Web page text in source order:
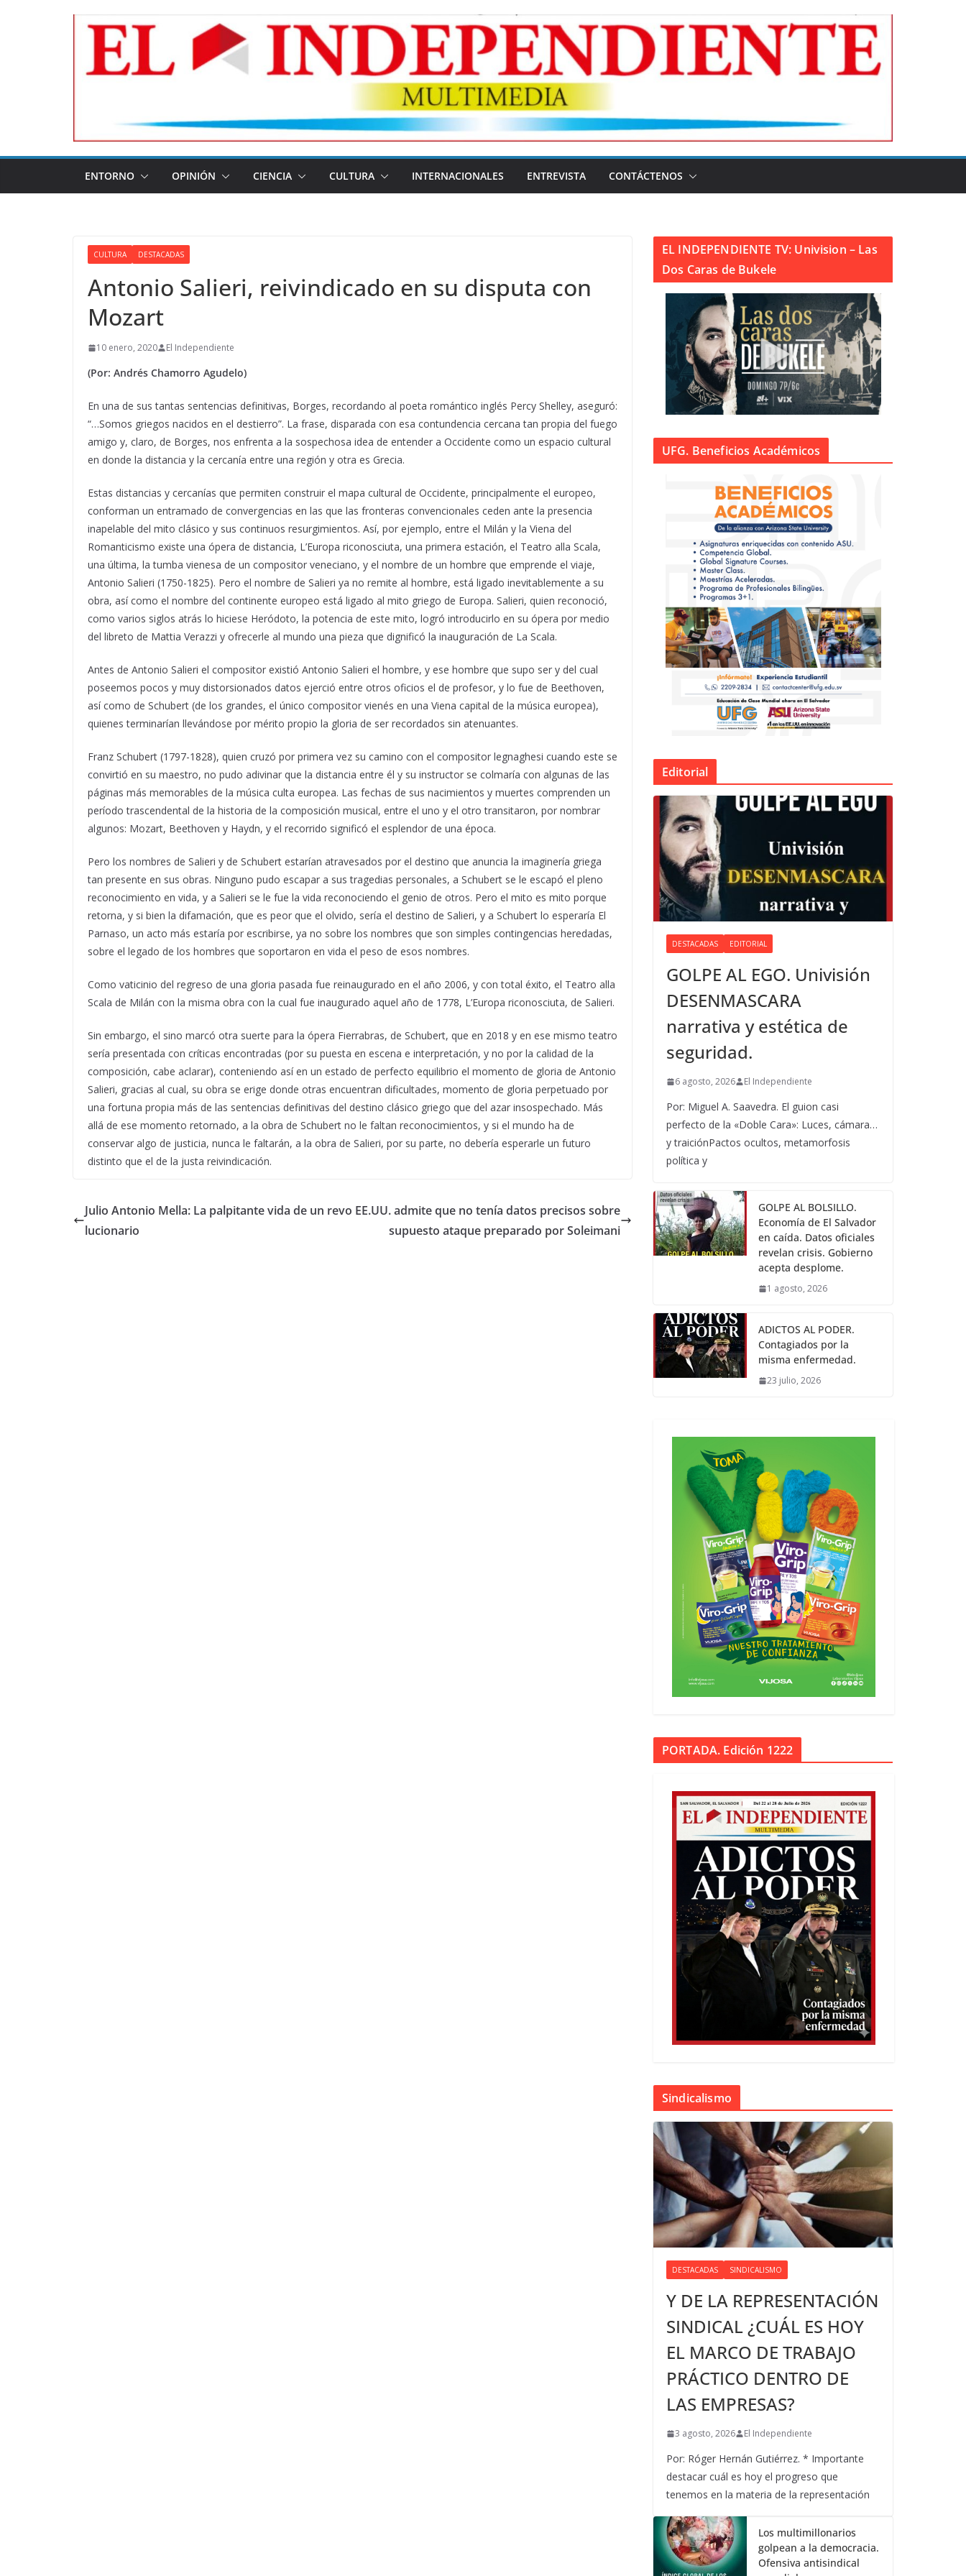
ENTORNO OPINIÓN CIENCIA CULTURA INTERNACIONALES ENTREVISTA CONTÁCTENOS
CULTURA DESTACADAS
Antonio Salieri, reivindicado en su disputa con
Mozart
10 enero, 2020 El Independiente
(Por: Andrés Chamorro Agudelo)
En una de sus tantas sentencias definitivas, Borges, recordando al poeta romántico inglés Percy Shelley, aseguró:
“…Somos griegos nacidos en el destierro”. La frase, disparada con esa contundencia cercana tan propia del fuego
amigo y, claro, de Borges, nos enfrenta a la sospechosa idea de entender a Occidente como un espacio cultural
en donde la distancia y la cercanía entre una región y otra es Grecia.
Estas distancias y cercanías que permiten construir el mapa cultural de Occidente, principalmente el europeo,
conforman un entramado de convergencias en las que las fronteras convencionales ceden ante la presencia
inapelable del mito clásico y sus continuos resurgimientos. Así, por ejemplo, entre el Milán y la Viena del
Romanticismo existe una ópera de distancia, L’Europa riconosciuta, una primera estación, el Teatro alla Scala,
una última, la tumba vienesa de un compositor veneciano, y el nombre de un hombre que emprende el viaje,
Antonio Salieri (1750-1825). Pero el nombre de Salieri ya no remite al hombre, está ligado inevitablemente a su
obra, así como el nombre del continente europeo está ligado al mito griego de Europa. Salieri, quien reconoció,
como varios siglos atrás lo hiciese Heródoto, la potencia de este mito, logró introducirlo en su ópera por medio
del libreto de Mattia Verazzi y ofrecerle al mundo una pieza que dignificó la inauguración de La Scala.
Antes de Antonio Salieri el compositor existió Antonio Salieri el hombre, y ese hombre que supo ser y del cual
poseemos pocos y muy distorsionados datos ejerció entre otros oficios el de profesor, y lo fue de Beethoven,
así como de Schubert (de los grandes, el único compositor vienés en una Viena capital de la música europea),
quienes terminarían llevándose por mérito propio la gloria de ser recordados sin atenuantes.
Franz Schubert (1797-1828), quien cruzó por primera vez su camino con el compositor legnaghesi cuando este se
convirtió en su maestro, no pudo adivinar que la distancia entre él y su instructor se colmaría con algunas de las
páginas más memorables de la música culta europea. Las fechas de sus nacimientos y muertes comprenden un
período trascendental de la historia de la composición musical, entre el uno y el otro transitaron, por nombrar
algunos: Mozart, Beethoven y Haydn, y el recorrido significó el esplendor de una época.
Pero los nombres de Salieri y de Schubert estarían atravesados por el destino que anuncia la imaginería griega
tan presente en sus obras. Ninguno pudo escapar a sus tragedias personales, a Schubert se le escapó el pleno
reconocimiento en vida, y a Salieri se le fue la vida reconociendo el genio de otros. Pero el mito es mito porque
retorna, y si bien la difamación, que es peor que el olvido, sería el destino de Salieri, y a Schubert lo esperaría El
Parnaso, un acto más estaría por escribirse, ya no sobre los nombres que son simples contingencias heredadas,
sobre el legado de los hombres que soportaron en vida el peso de esos nombres.
Como vaticinio del regreso de una gloria pasada fue reinaugurado en el año 2006, y con total éxito, el Teatro alla
Scala de Milán con la misma obra con la cual fue inaugurado aquel año de 1778, L’Europa riconosciuta, de Salieri.
Sin embargo, el sino marcó otra suerte para la ópera Fierrabras, de Schubert, que en 2018 y en ese mismo teatro
sería presentada con críticas encontradas (por su puesta en escena e interpretación, y no por la calidad de la
composición, cabe aclarar), conteniendo así en un estado de perfecto equilibrio el momento de gloria de Antonio
Salieri, gracias al cual, su obra se erige donde otras encuentran dificultades, momento de gloria perpetuado por
una fortuna propia más de las sentencias definitivas del destino clásico griego que del azar insospechado. Más
allá de ese momento retornado, a la obra de Schubert no le faltan reconocimientos, y si el mundo ha de
conservar algo de justicia, nunca le faltarán, a la obra de Salieri, por su parte, no debería esperarle un futuro
distinto que el de la justa reivindicación.
Julio Antonio Mella: La palpitante vida de un revo
lucionario
EE.UU. admite que no tenía datos precisos sobre
supuesto ataque preparado por Soleimani
EL INDEPENDIENTE TV: Univision – Las
Dos Caras de Bukele
UFG. Beneficios Académicos
Editorial
DESTACADAS EDITORIAL
GOLPE AL EGO. Univisión
DESENMASCARA
narrativa y estética de
seguridad.
6 agosto, 2026 El Independiente
Por: Miguel A. Saavedra. El guion casi
perfecto de la «Doble Cara»: Luces, cámara…
y traiciónPactos ocultos, metamorfosis
política y
GOLPE AL BOLSILLO.
Economía de El Salvador
en caída. Datos oficiales
revelan crisis. Gobierno
acepta desplome.
1 agosto, 2026
ADICTOS AL PODER.
Contagiados por la
misma enfermedad.
23 julio, 2026
PORTADA. Edición 1222
Sindicalismo
DESTACADAS SINDICALISMO
Y DE LA REPRESENTACIÓN
SINDICAL ¿CUÁL ES HOY
EL MARCO DE TRABAJO
PRÁCTICO DENTRO DE
LAS EMPRESAS?
3 agosto, 2026 El Independiente
Por: Róger Hernán Gutiérrez. * Importante
destacar cuál es hoy el progreso que
tenemos en la materia de la representación
Los multimillonarios
golpean a la democracia.
Ofensiva antisindical